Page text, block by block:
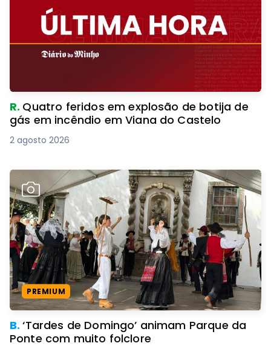
R. Quatro feridos em explosão de botija de
gás em incêndio em Viana do Castelo
2 agosto 2026
PREMIUM
B.‘Tardes de Domingo’ animam Parque da
Ponte com muito folclore